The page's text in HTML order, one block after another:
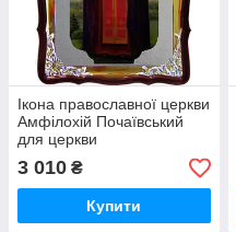
Ікона православної церкви
Амфілохій Почаївський
для церкви
3 010 ₴
Купити